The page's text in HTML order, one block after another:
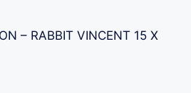
– RABBIT VINCENT 15 X